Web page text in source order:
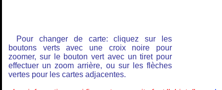
Pour changer de carte: cliquez sur les
boutons verts avec une croix noire pour
zoomer, sur le bouton vert avec un tiret pour
effectuer un zoom arrière, ou sur les flèches
vertes pour les cartes adjacentes.